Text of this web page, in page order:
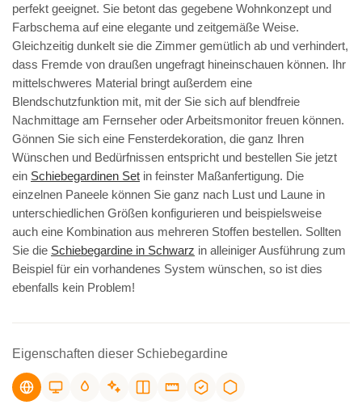
perfekt geeignet. Sie betont das gegebene Wohnkonzept und
Farbschema auf eine elegante und zeitgemäße Weise.
Gleichzeitig dunkelt sie die Zimmer gemütlich ab und verhindert,
dass Fremde von draußen ungefragt hineinschauen können. Ihr
mittelschweres Material bringt außerdem eine
Blendschutzfunktion mit, mit der Sie sich auf blendfreie
Nachmittage am Fernseher oder Arbeitsmonitor freuen können.
Gönnen Sie sich eine Fensterdekoration, die ganz Ihren
Wünschen und Bedürfnissen entspricht und bestellen Sie jetzt
ein Schiebegardinen Set in feinster Maßanfertigung. Die
einzelnen Paneele können Sie ganz nach Lust und Laune in
unterschiedlichen Größen konfigurieren und beispielsweise
auch eine Kombination aus mehreren Stoffen bestellen. Sollten
Sie die Schiebegardine in Schwarz in alleiniger Ausführung zum
Beispiel für ein vorhandenes System wünschen, so ist dies
ebenfalls kein Problem!
Eigenschaften dieser Schiebegardine